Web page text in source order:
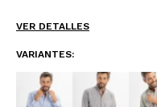
VER DETALLES
VARIANTES: